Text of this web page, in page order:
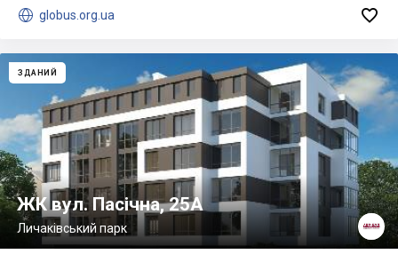
 globus.org.ua 
ЗДАНИЙ
ЖК вул. Пасічна, 25А
Личаківський парк